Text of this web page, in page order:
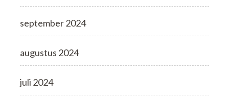
september 2024
augustus 2024
juli 2024